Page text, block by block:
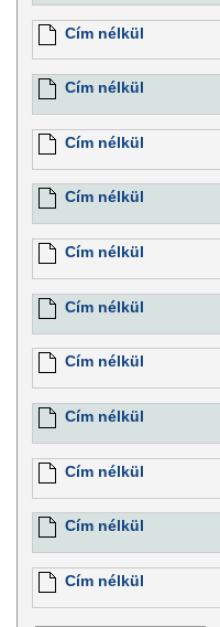
Cím nélkül
Cím nélkül
Cím nélkül
Cím nélkül
Cím nélkül
Cím nélkül
Cím nélkül
Cím nélkül
Cím nélkül
Cím nélkül
Cím nélkül